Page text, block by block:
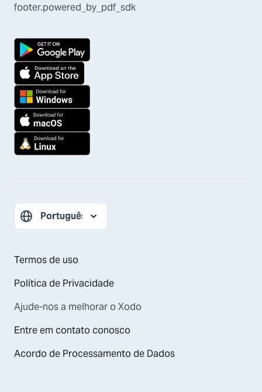
footer.powered_by_pdf_sdk
Termos de uso
Política de Privacidade
Ajude-nos a melhorar o Xodo
Entre em contato conosco
Acordo de Processamento de Dados